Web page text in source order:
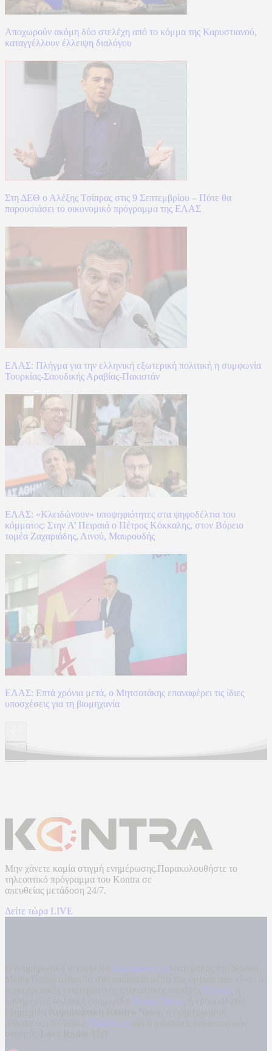
Αποχωρούν ακόμη δύο στελέχη από το κόμμα της Καρυστιανού,
καταγγέλλουν έλλειψη διαλόγου
Στη ΔΕΘ ο Αλέξης Τσίπρας στις 9 Σεπτεμβρίου – Πότε θα
παρουσιάσει το οικονομικό πρόγραμμα της ΕΛΑΣ
ΕΛΑΣ: Πλήγμα για την ελληνική εξωτερική πολιτική η συμφωνία
Τουρκίας-Σαουδικής Αραβίας-Πακιστάν
ΕΛΑΣ: «Κλειδώνουν» υποψηφιότητες στα ψηφοδέλτια του
κόμματος: Στην Α’ Πειραιά ο Πέτρος Κόκκαλης, στον Βόρειο
τομέα Ζαχαριάδης, Λινού, Μαυρουδής
ΕΛΑΣ: Επτά χρόνια μετά, ο Μητσοτάκης επαναφέρει τις ίδιες
υποσχέσεις για τη βιομηχανία
Μην χάνετε καμία στιγμή ενημέρωσης.Παρακολουθήστε το
τηλεοπτικό πρόγραμμα του Kontra σε
απευθείας μετάδοση 24/7.
Δείτε τώρα LIVE
kontranews.gr
Kontra
Kontra News
Filathlos.gr